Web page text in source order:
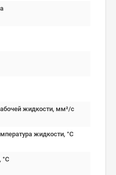
жидкости, мм²/с
жидкости, °C